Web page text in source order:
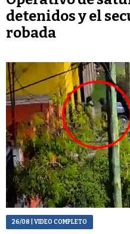
detenidos y el
robada
26/08 | VIDEO COMPLETO